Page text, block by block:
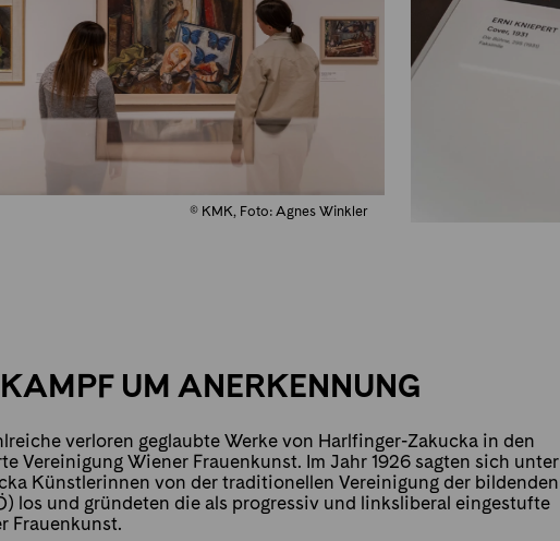
© KMK, Foto: Agnes Winkler
UM ANERKENNUNG
verloren geglaubte Werke von Harlfinger-Zakucka in den
Vereinigung Wiener Frauenkunst. Im Jahr 1926 sagten sich unter
Künstlerinnen von der traditionellen Vereinigung der bildenden
los und gründeten die als progressiv und linksliberal eingestufte
Frauenkunst.